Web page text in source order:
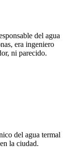
del agua
era ingeniero
ni parecido.
del agua termal
la ciudad.